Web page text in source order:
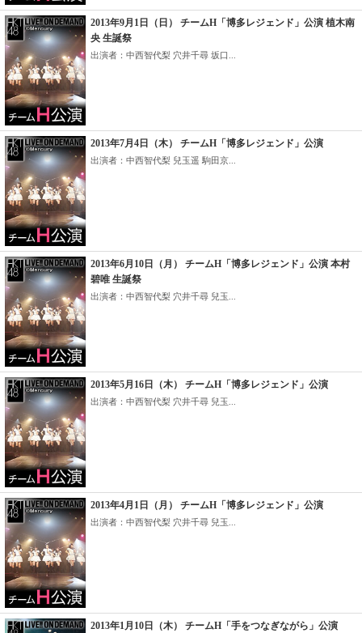
2013年9月1日（日） チームH「博多レジェンド」公演 植木南
央 生誕祭
出演者：中西智代梨 穴井千尋 坂口...
2013年7月4日（木） チームH「博多レジェンド」公演
出演者：中西智代梨 兒玉遥 駒田京...
2013年6月10日（月） チームH「博多レジェンド」公演 本村
碧唯 生誕祭
出演者：中西智代梨 穴井千尋 兒玉...
2013年5月16日（木） チームH「博多レジェンド」公演
出演者：中西智代梨 穴井千尋 兒玉...
2013年4月1日（月） チームH「博多レジェンド」公演
出演者：中西智代梨 穴井千尋 兒玉...
2013年1月10日（木） チームH「手をつなぎながら」公演